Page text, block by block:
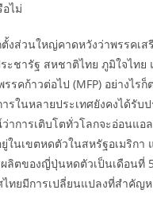
ไม่
งส่วนใหญ่คาดหวังว่าพรรคเ
ะชารัฐ สหชาติไทย ภูมิใจไท
รรคก้าวต่อไป (MFP) อย่าง
ในหลายประเทศยังคงได้รั
การเติบโตทั่วโลกจะอ่อนแ
ในเขตหดตัวในสหรัฐอเมริ
ลิตของญี่ปุ่นหดตัวเป็นเดือน
ทยมีการเปลี่ยนแปลงที่สำคั